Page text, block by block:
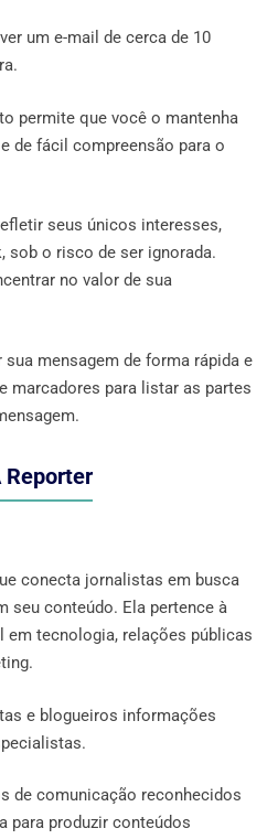
um e-mail de cerca de 10
permite que você o mantenha
de fácil compreensão para o
seus únicos interesses,
o risco de ser ignorada.
no valor de sua
mensagem de forma rápida e
marcadores para listar as partes
Reporter
conecta jornalistas em busca
seu conteúdo. Ela pertence à
em tecnologia, relações públicas
e blogueiros informações
de comunicação reconhecidos
para produzir conteúdos